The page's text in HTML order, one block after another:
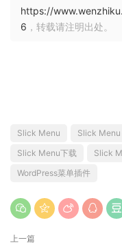
https://
6 ，转载请注明出处。
Slick Menu Slick Menu
Slick Menu下载
Slick
WordPress菜单插件
上一篇